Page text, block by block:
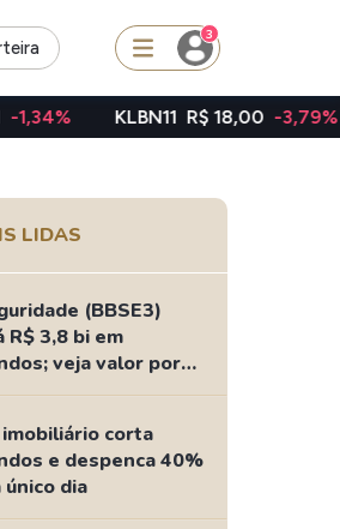
3
Dividendos
Dividendo Inteligente
KLBN11 R$ 18,00 -3,79% TAEE11
LIDAS
(BBSE3)
R$ 3,8 bi em
veja valor por
imobiliário corta
e despenca 40%
único dia